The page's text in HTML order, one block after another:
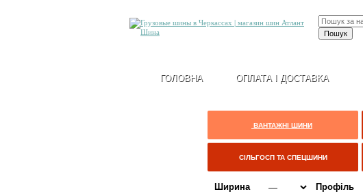
ГОЛОВНА ОПЛАТА І ДОСТАВКА
ВАНТАЖНІ ШИНИ
СІЛЬГОСП ТА СПЕЦШИНИ
Ширина Профіль